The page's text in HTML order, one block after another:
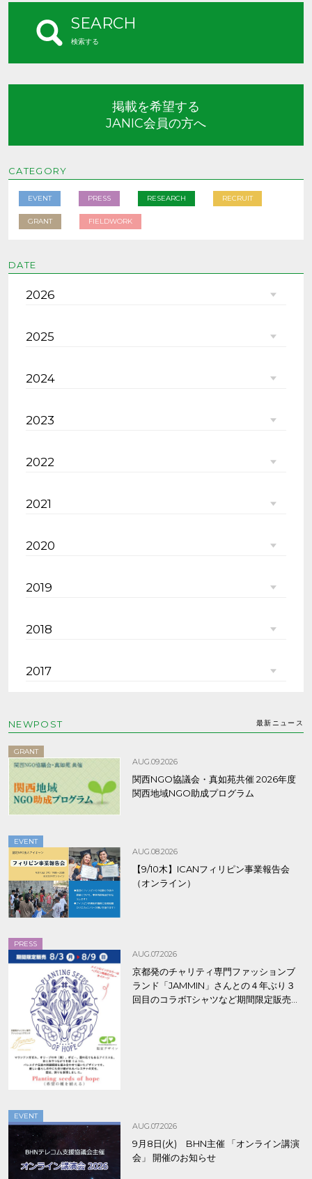
SEARCH
検索する
掲載を希望する
JANIC会員の方へ
CATEGORY
EVENT PRESS RESEARCH RECRUIT
GRANT FIELDWORK
DATE
2026
2025
2024
2023
2022
2021
2020
2019
2018
2017
NEWPOST 最新ニュース
GRANT
AUG.09.2026
関西NGO協議会・真如苑共催 2026年度
関西地域NGO助成プログラム
EVENT
AUG.08.2026
【9/10木】ICANフィリピン事業報告会
（オンライン）
PRESS
AUG.07.2026
京都発のチャリティ専門ファッションブ
ランド「JAMMIN」さんとの４年ぶり３
回目のコラボTシャツなど期間限定販売、
EVENT
AUG.07.2026
9月8日(火) BHN主催 「オンライン講演
会」 開催のお知らせ